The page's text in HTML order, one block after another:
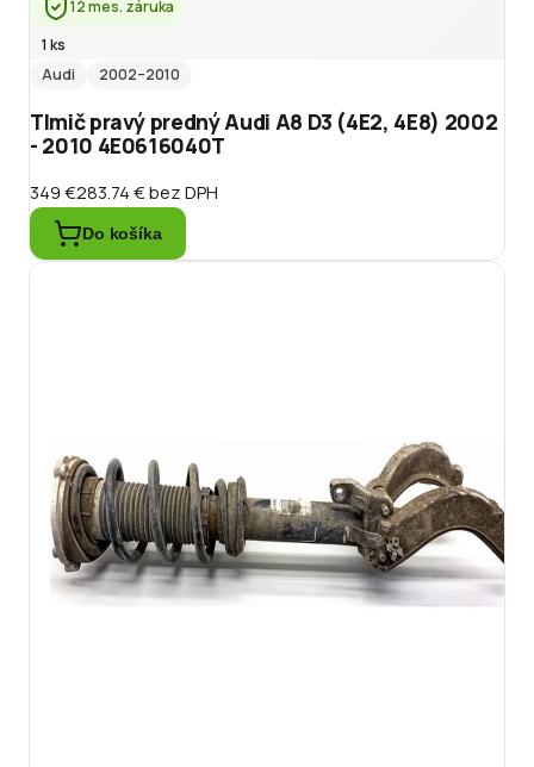
12 mes. záruka
1 ks
Audi
2002–2010
Tlmič pravý predný Audi A8 D3 (4E2, 4E8) 2002
- 2010 4E0616040T
349 €283.74 €bez DPH
Do košíka